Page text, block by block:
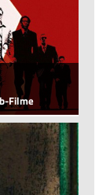
Filme